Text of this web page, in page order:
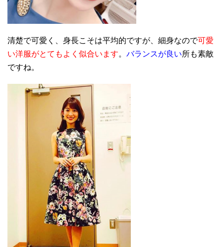
清楚で可愛く、身長こそは平均的ですが、細身なので可愛
い洋服がとてもよく似合います。 バランスが良い所も素敵
ですね。